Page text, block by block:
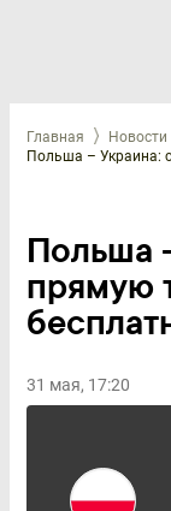
Главная
Новости
Польша
прямую
31 мая, 17:20